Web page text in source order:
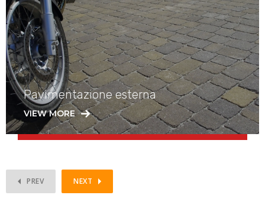
Pavimentazione esterna
VIEW MORE
PREV NEXT